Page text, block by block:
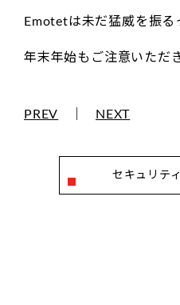
Emotetは未だ猛威を振る
年末年始もご注意いただ
PREV NEXT
セキュリテ